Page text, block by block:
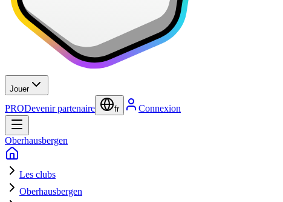
Jouer
PRODevenir partenaire fr Connexion
Oberhausbergen
Les clubs
Oberhausbergen